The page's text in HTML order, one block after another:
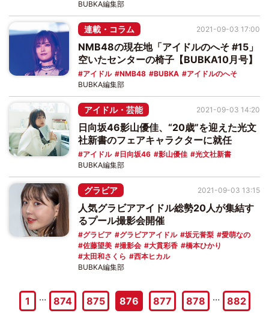
BUBKA編集部
連載・コラム
NMB48の現在地「アイドルのへそ #15」
空いたセンターの椅子【BUBKA10月号】
アイドル NMB48 BUBKA アイドルのへそ
2021-09-03 17:00
BUBKA編集部
アイドル・芸能
日向坂46影山優佳、“20歳”を迎えた光文
社新書のフェアキャラクターに就任
アイドル 日向坂46 影山優佳 光文社新書
2021-09-03 14:20
BUBKA編集部
グラビア
人気グラビアアイドル総勢20人が集結す
るプール撮影会開催
グラビア グラビアアイドル 坂元誉梨
愛萌なの
佐藤望美
撮影会 大貫彩香
橋本ひかり
太田和さくら
西本ヒカル
2021-09-03 13:15
BUBKA編集部
1 … 874 875 876 877 878 … 882